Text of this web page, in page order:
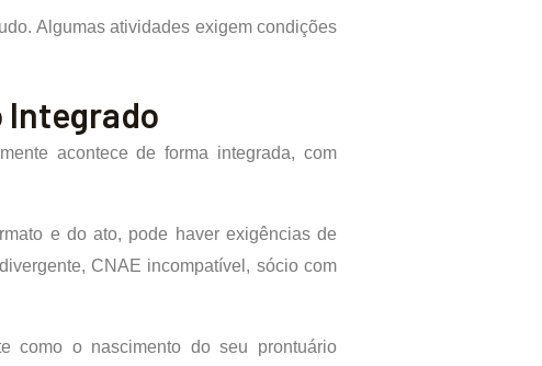
Algumas atividades exigem condições
Integrado
acontece de forma integrada, com
e do ato, pode haver exigências de
CNAE incompatível, sócio com
como o nascimento do seu prontuário